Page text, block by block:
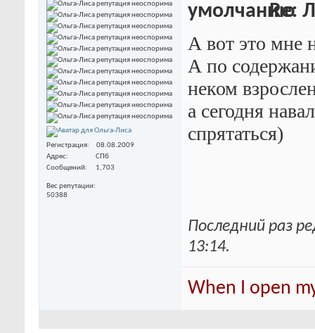
Регистрация
08.08.2009
Адрес
СПб
Сообщений
1,703
Вес репутации
50388
Re:
А вот это мне
А по
неком
а сегодня
спрятаться)
Последний раз
13:14.
When I open